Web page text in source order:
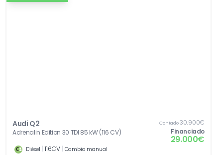
[9AK]Climatronic, con regulación de polvo en el
Audi Q2
Adrenalin Edition 30 TDI 85 kW (116 CV)
Contado30.900€
Financiado
29.000€
Diésel 116CV Cambio manual